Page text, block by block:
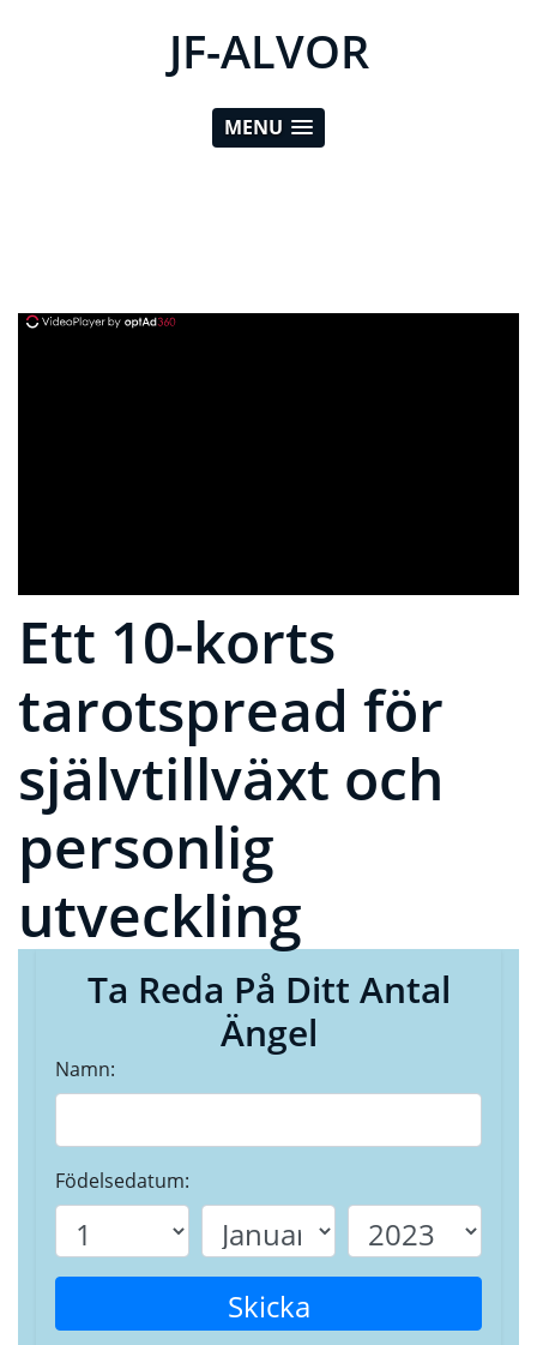
JF-ALVOR
MENU
Ett 10-korts
tarotspread för
självtillväxt och
personlig
utveckling
Ta Reda På Ditt Antal
Ängel
Namn:
Födelsedatum:
Skicka